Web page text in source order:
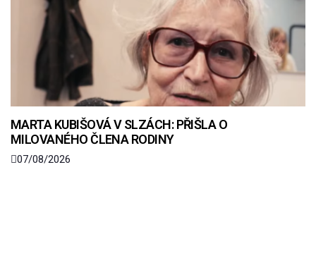
MARTA KUBIŠOVÁ V SLZÁCH: PŘIŠLA O
MILOVANÉHO ČLENA RODINY
07/08/2026